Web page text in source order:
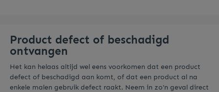
Product defect of beschadigd
ontvangen
Het kan helaas altijd wel eens voorkomen dat een product
defect of beschadigd aan komt, of dat een product al na
enkele malen gebruik defect raakt. Neem in zo'n geval direct